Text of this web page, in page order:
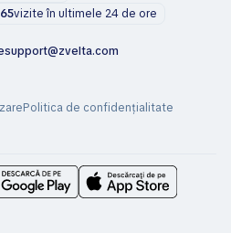
vizite în ultimele 24 de ore
support@zvelta.com
Politica de confidențialitate